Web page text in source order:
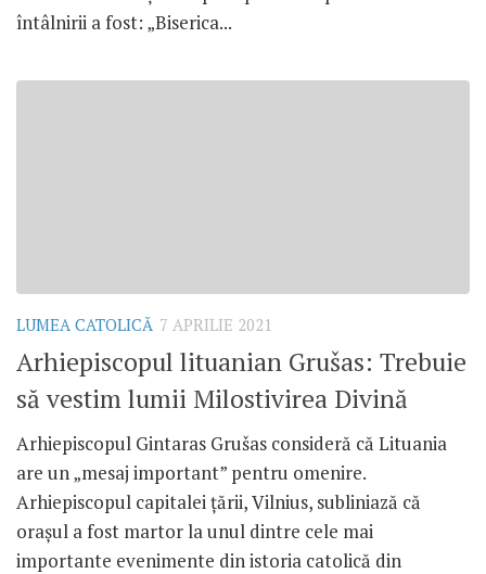
întâlnirii a fost: „Biserica...
LUMEA CATOLICĂ 7 APRILIE 2021
Arhiepiscopul lituanian Grušas: Trebuie
să vestim lumii Milostivirea Divină
Arhiepiscopul Gintaras Grušas consideră că Lituania
are un „mesaj important” pentru omenire.
Arhiepiscopul capitalei țării, Vilnius, subliniază că
orașul a fost martor la unul dintre cele mai
importante evenimente din istoria catolică din